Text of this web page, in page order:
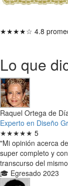
★★★★☆ 4.8
Lo que
Raquel Ortega de
Experto en Diseño
★★★★★ 5
"Mi opinión acerca
super completo y
transcurso del
🎓 Egresado 2023